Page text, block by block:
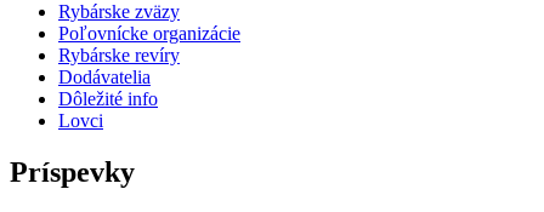
Rybárske zväzy
Poľovnícke organizácie
Rybárske revíry
Dodávatelia
Dôležité info
Lovci
Príspevky